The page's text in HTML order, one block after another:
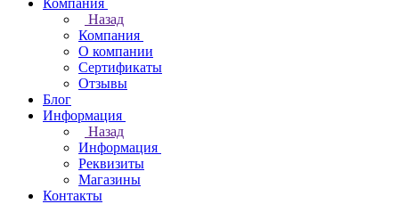
Компания
Назад
Компания
О компании
Сертификаты
Отзывы
Блог
Информация
Назад
Информация
Реквизиты
Магазины
Контакты